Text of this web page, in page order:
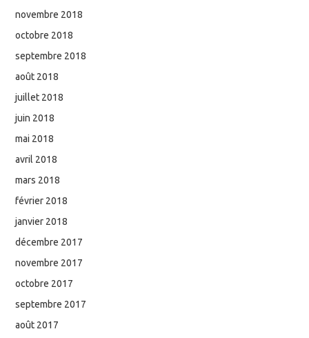
novembre 2018
octobre 2018
septembre 2018
août 2018
juillet 2018
juin 2018
mai 2018
avril 2018
mars 2018
février 2018
janvier 2018
décembre 2017
novembre 2017
octobre 2017
septembre 2017
août 2017